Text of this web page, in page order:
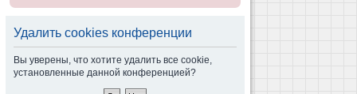
Удалить cookies конференции
Вы уверены, что хотите удалить все cookie,
установленные данной конференцией?